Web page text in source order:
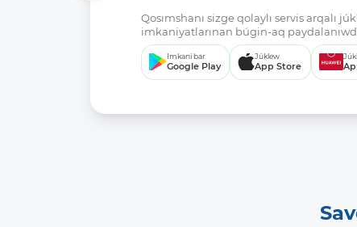
Qosımshanı sizge qolaylı servis arqalı
imkaniyatlarınan búgin-aq
Imkani bar
Google Play
Júklew
App Store